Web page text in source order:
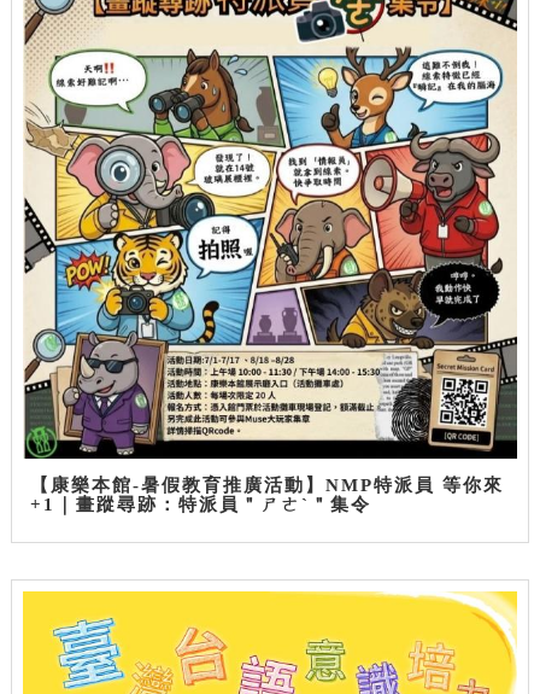
【康樂本館-暑假教育推廣活動】NMP特派員 等你來
+1｜畫蹤尋跡：特派員＂ㄕㄜˋ＂集令